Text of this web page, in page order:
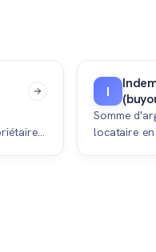
I
Somme
locataire